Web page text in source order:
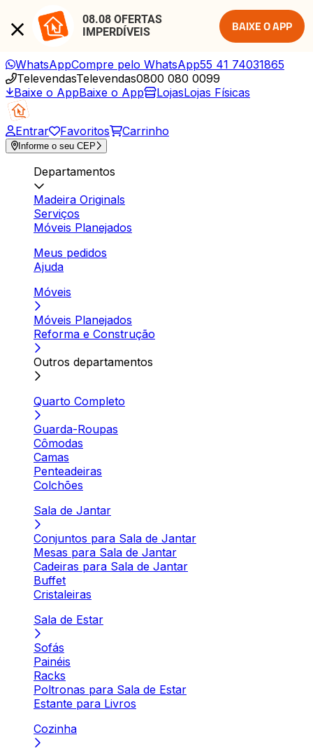
08.08 OFERTAS
IMPERDÍVEIS
BAIXE O APP
WhatsAppCompre pelo WhatsApp55 41 74031865
TelevendasTelevendas0800 080 0099
Baixe o AppBaixe o App LojasLojas Físicas
Entrar Favoritos Carrinho
Informe o seu CEP
Departamentos
Madeira Originals
Serviços
Móveis Planejados
Meus pedidos
Ajuda
Móveis
Móveis Planejados
Reforma e Construção
Outros departamentos
Quarto Completo
Guarda-Roupas
Cômodas
Camas
Penteadeiras
Colchões
Sala de Jantar
Conjuntos para Sala de Jantar
Mesas para Sala de Jantar
Cadeiras para Sala de Jantar
Buffet
Cristaleiras
Sala de Estar
Sofás
Painéis
Racks
Poltronas para Sala de Estar
Estante para Livros
Cozinha